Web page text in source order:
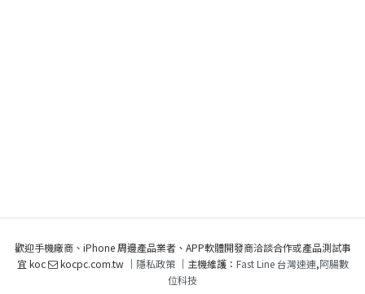
歡迎手機廠商、iPhone 周邊產品業者、APP軟體開發商洽談合作或產品測試事
宜 koc
kocpc.com.tw ｜ 隱私政策｜主機維護： Fast Line 台灣速連,阿腸數
位科技